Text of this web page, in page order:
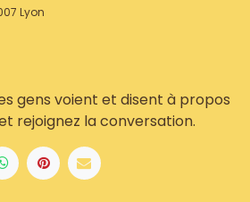
Lyon
gens voient et disent à propos
rejoignez la conversation.